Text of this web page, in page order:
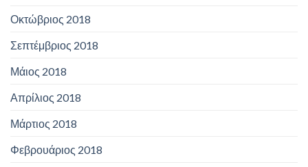
Οκτώβριος 2018
Σεπτέμβριος 2018
Μάιος 2018
Απρίλιος 2018
Μάρτιος 2018
Φεβρουάριος 2018